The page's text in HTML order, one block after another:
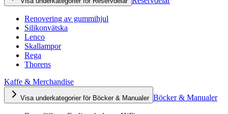
Renovering av gummihjul
Silikonvätska
Lenco
Skallampor
Rega
Thorens
Kaffe & Merchandise
Visa underkategorier för Böcker & Manualer Böcker & Manualer